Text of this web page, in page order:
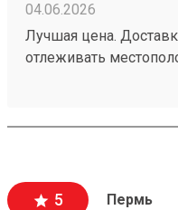
04.06.2026
Лучшая цена.
отлеживать
5 Пермь